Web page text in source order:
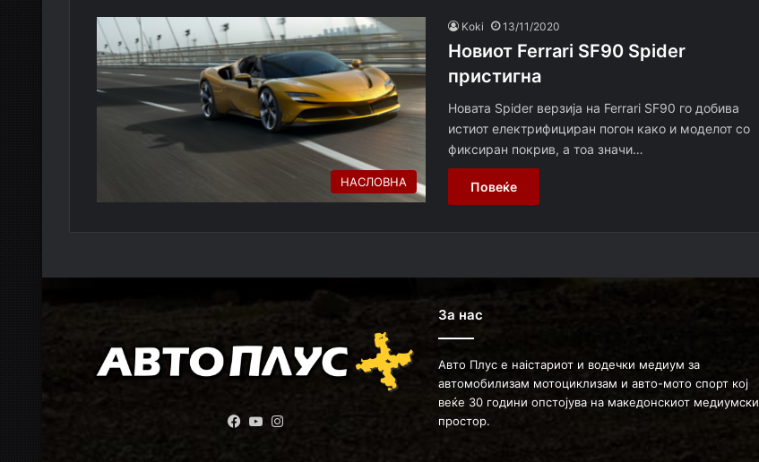
НАСЛОВНА
Koki 13/11/2020
Новиот Ferrari SF90 Spider
пристигна
Новата Spider верзија на Ferrari SF90 го добива
истиот електрифициран погон како и моделот со
фиксиран покрив, а тоа значи…
Повеќе
Facebook
YouTube
За нас
Авто Плус е наістариот и водечки медиум за
автомобилизам мотоциклизам и авто-мото спорт кој
веќе 30 години опстојува на македонскиот медиумски
простор.